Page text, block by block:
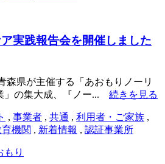
実践報告会を開催しました
森県が主催する「あおもりノーリ
」の集大成、『ノー... 続きを見る
, 事業者 , 共通 , 利用者・ご家族 ,
機関 , 新着情報 , 認証事業所